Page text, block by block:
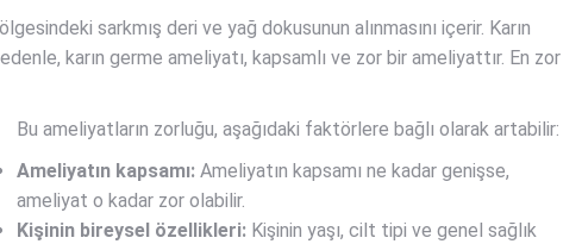
sarkmış deri ve yağ dokusunun alınmasını içerir. Karın
karın germe ameliyatı, kapsamlı ve zor bir ameliyattır. En zor
Bu ameliyatların zorluğu, aşağıdaki faktörlere bağlı olarak artabilir:
Ameliyatın kapsamı: Ameliyatın kapsamı ne kadar genişse,
ameliyat o kadar zor olabilir.
Kişinin bireysel özellikleri: Kişinin yaşı, cilt tipi ve genel sağlık